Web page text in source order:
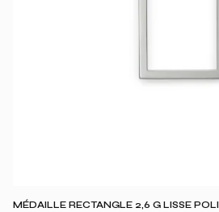
MÉDAILLE RECTANGLE 2,6 G LISSE POLI